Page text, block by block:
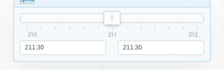
210 211 212